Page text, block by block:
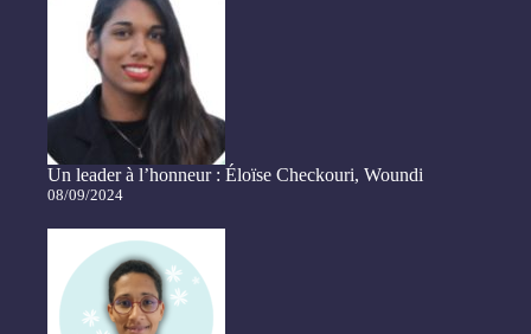
Un leader à l’honneur : Éloïse Checkouri, Woundi
08/09/2024